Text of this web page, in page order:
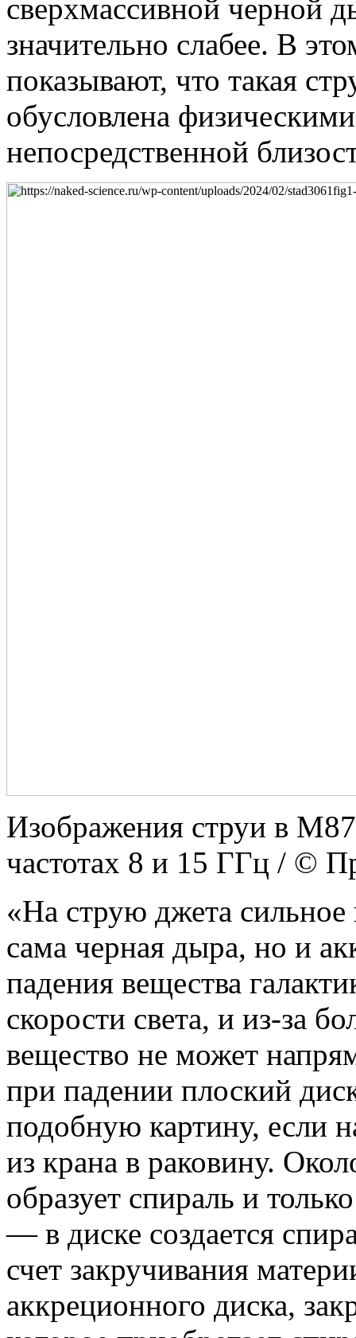
сверхмассивной черной
значительно слабее. В
показывают, что такая
обусловлена
непосредственной
Изображения струи в
частотах 8 и 15 ГГц / ©
«На струю джета сильное
сама черная дыра, но и
падения вещества
скорости света, и из-за
вещество не может
при падении плоский
подобную картину, если
из крана в раковину.
образует спираль и
— в диске создается
счет закручивания
аккреционного диска,